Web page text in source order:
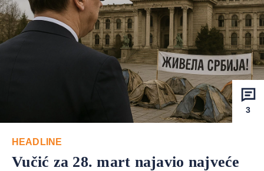
3
HEADLINE
Vučić za 28. mart najavio najveće